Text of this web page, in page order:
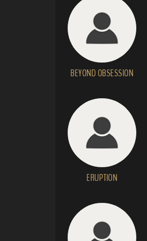
BEYOND OBSESSION
ERUPTION